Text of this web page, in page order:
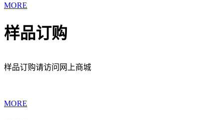
MORE
样品订购
样品订购请访问网上商城
MORE